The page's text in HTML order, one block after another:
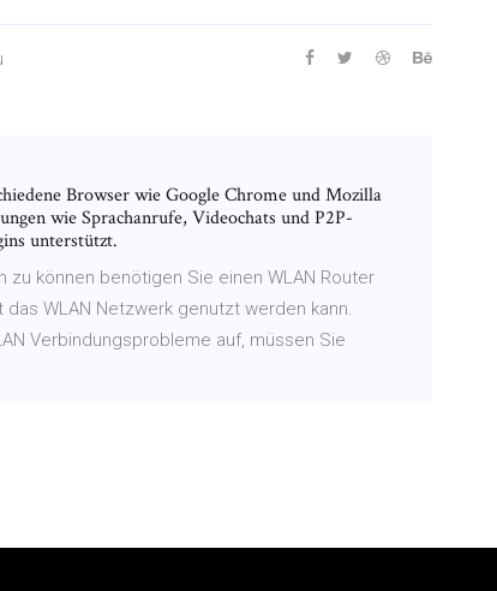
Browser wie Google Chrome und Mozilla
wie Sprachanrufe, Videochats und P2P-
unterstützt.
zu können benötigen Sie einen WLAN Router
WLAN Netzwerk genutzt werden kann.
Verbindungsprobleme auf, müssen Sie